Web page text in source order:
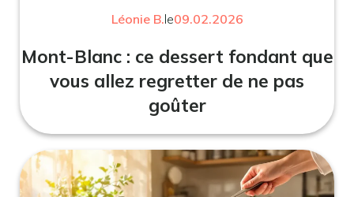
Léonie B.le09.02.2026
Mont-Blanc : ce dessert fondant que
vous allez regretter de ne pas
goûter